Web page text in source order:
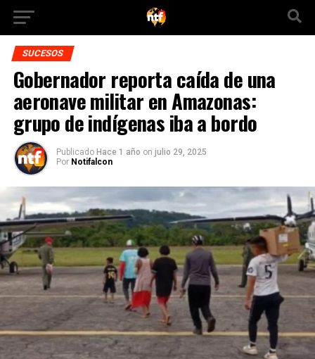
SUCESOS
Gobernador reporta caída de una
aeronave militar en Amazonas:
grupo de indígenas iba a bordo
Publicado Hace 1 año on julio 29, 2025
Por Notifalcon